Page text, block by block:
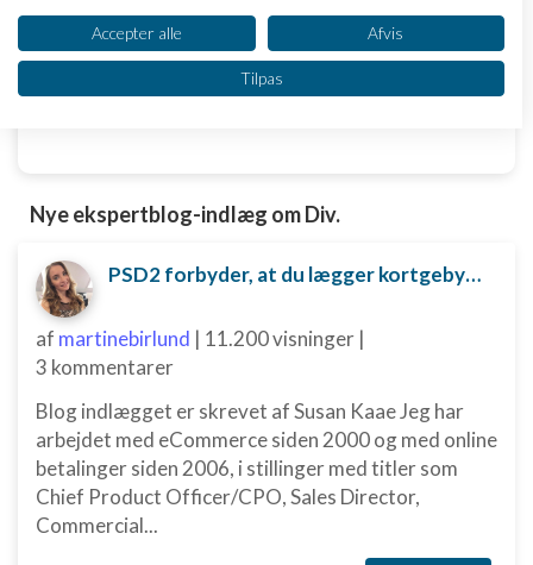
Dinero Regnskabsprogram
Opret nemt og hurtigt fakturaer
Lav gratis bruger på Dinero i dag
Nye ekspertblog-indlæg om Div.
PSD2 forbyder, at du lægger kortgebyret ud til dine kunder fra 1. januar 2018
af martinebirlund | 11.200 visninger |
3 kommentarer
Blog indlægget er skrevet af Susan Kaae Jeg har
arbejdet med eCommerce siden 2000 og med online
betalinger siden 2006, i stillinger med titler som
Chief Product Officer/CPO, Sales Director,
Commercial...
Se partnerliste (2 IAB-leverandører)
Vi bruger dine data til følgende formål:
IAB's behandlingsformål:
annoncering
Oprette profiler til tilpasset annoncering
Bruge profiler til at vælge tilpasset
annoncering
Bruge profiler til at vælge tilpasset indhold
Måle annonceringseffektivitet
Måle indholdseffektivitet
Accepter alle Afvis
Tilpas